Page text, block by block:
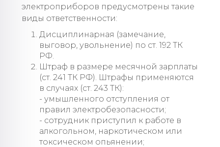
электроприборов предусмотрены такие
виды ответственности:
Дисциплинарная (замечание,
выговор, увольнение) по ст. 192 ТК
РФ.
Штраф в размере месячной зарплаты
(ст. 241 ТК РФ). Штрафы применяются
в случаях (ст. 243 ТК):
- умышленного отступления от
правил электробезопасности;
- сотрудник приступил к работе в
алкогольном, наркотическом или
токсическом опьянении;